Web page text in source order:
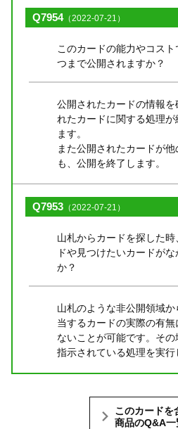
Q7954（2022-07-21）
このカードの能力やコス
つまで公開されますか？
公開されたカードの情報
れたカードに関する処理
ます。
また公開されたカードが
も、公開を終了します。
Q7953 （2022-07-21）
山札からカードを探した
ドや見つけたいカードが
か？
山札のような非公開領域
当するカードの実際の有
ないことが可能です。そ
指示されている処理を実行
このカードを
商品のQ&A一